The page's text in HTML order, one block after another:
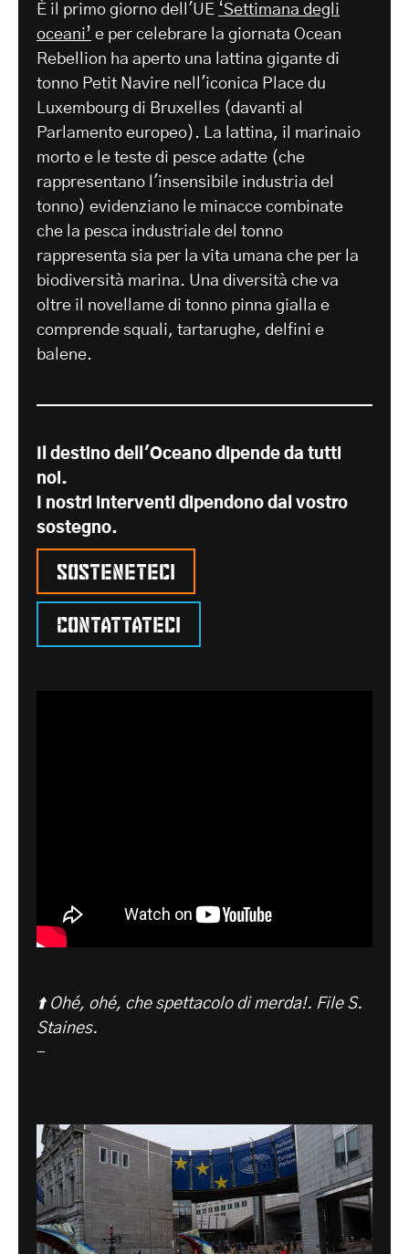
È il primo giorno dell'UE ‘Settimana degli
oceani’ e per celebrare la giornata Ocean
Rebellion ha aperto una lattina gigante di
tonno Petit Navire nell'iconica Place du
Luxembourg di Bruxelles (davanti al
Parlamento europeo). La lattina, il marinaio
morto e le teste di pesce adatte (che
rappresentano l'insensibile industria del
tonno) evidenziano le minacce combinate
che la pesca industriale del tonno
rappresenta sia per la vita umana che per la
biodiversità marina. Una diversità che va
oltre il novellame di tonno pinna gialla e
comprende squali, tartarughe, delfini e
balene.
Il destino dell'Oceano dipende da tutti
noi.
I nostri interventi dipendono dal vostro
sostegno.
Sosteneteci
Contattateci
⬆️ Ohé, ohé, che spettacolo di merda!. File S.
Staines.
-